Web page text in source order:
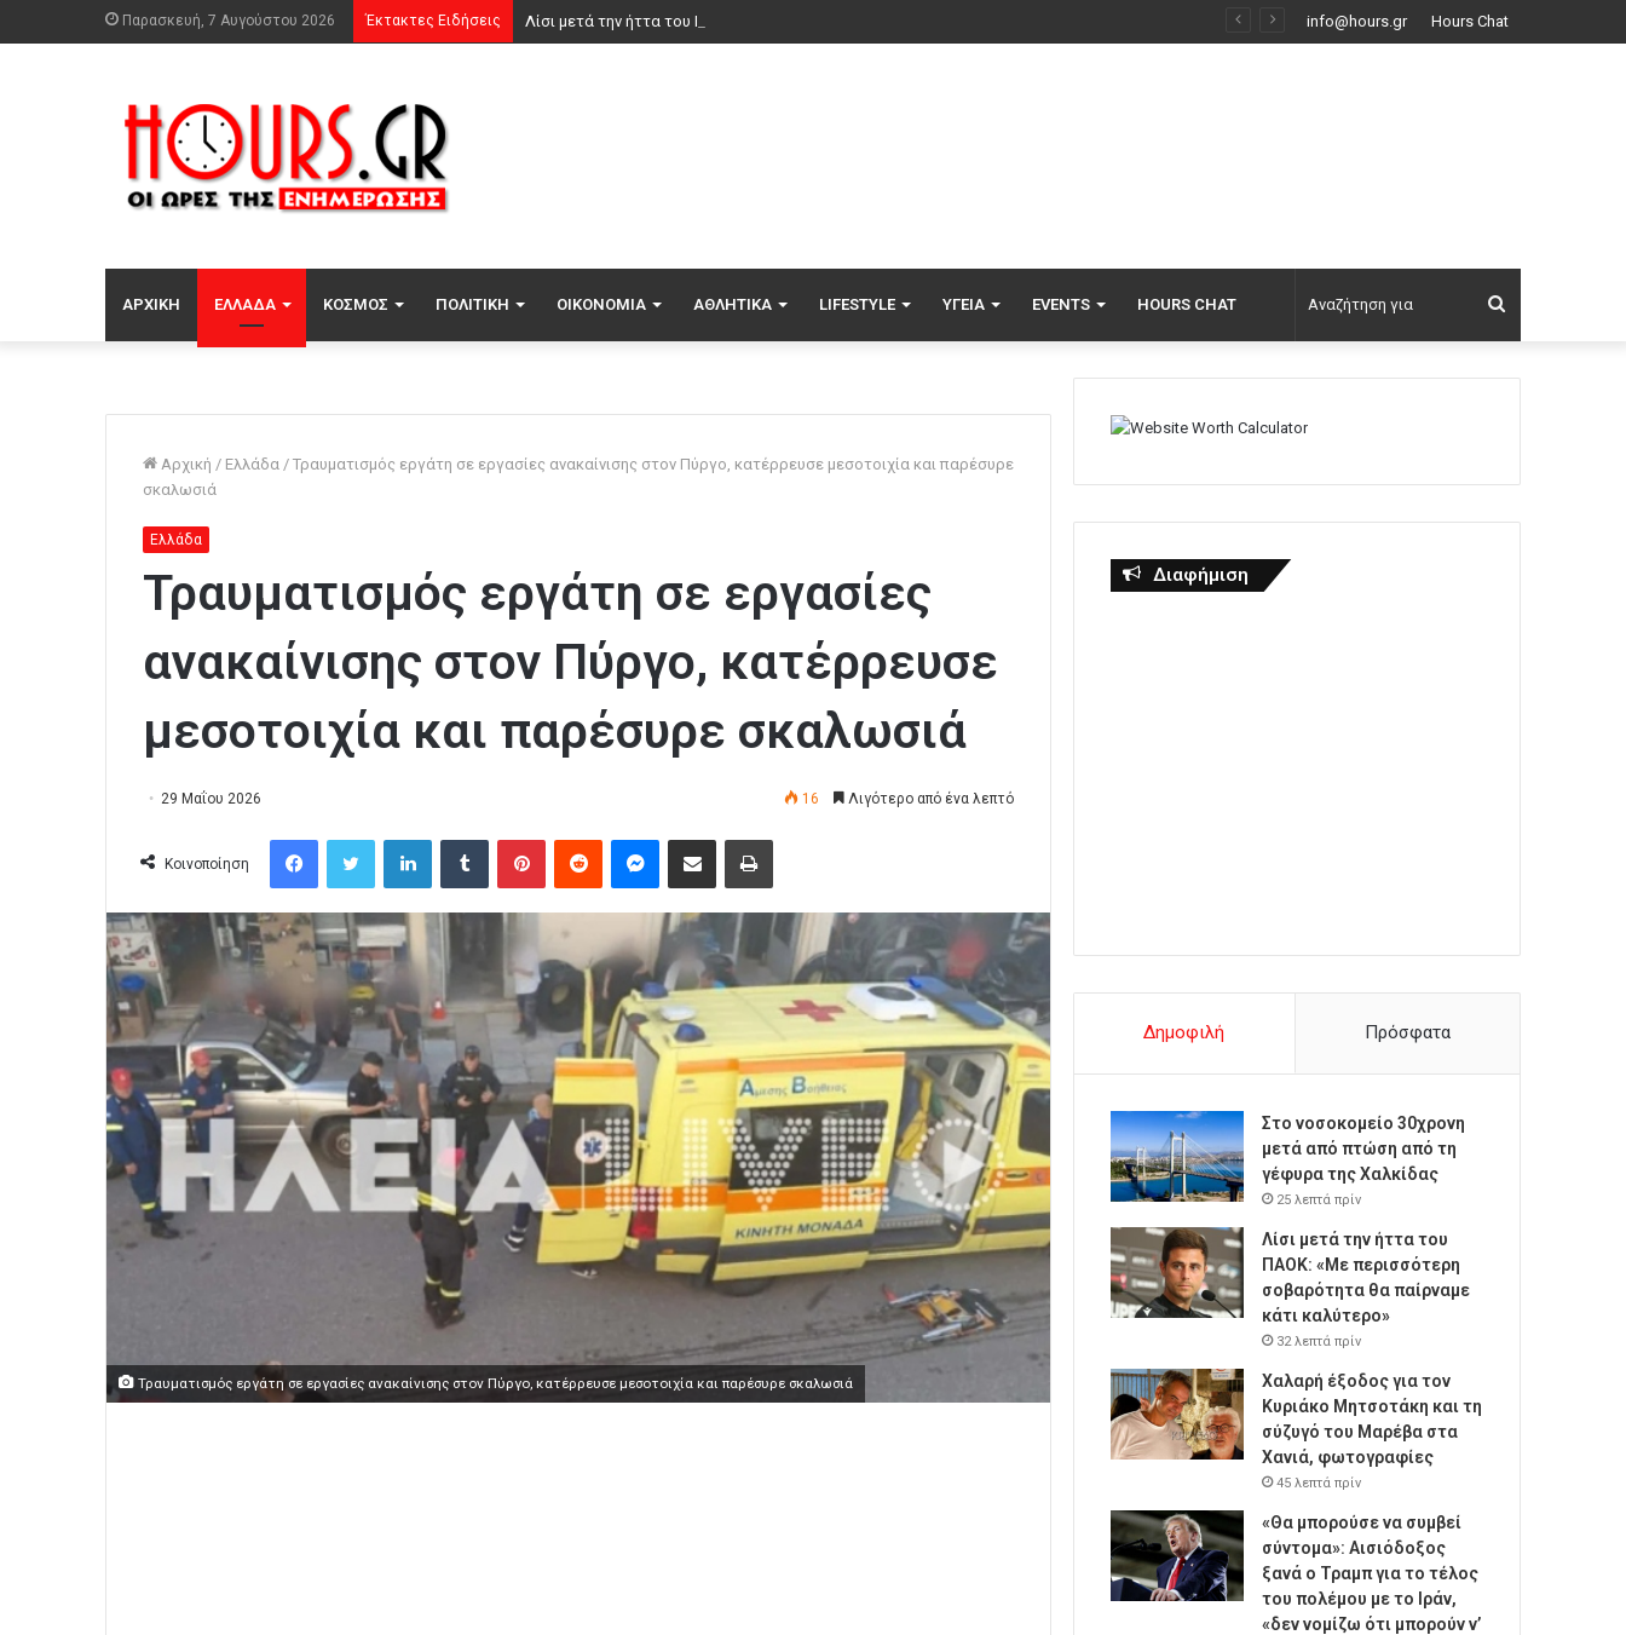
Παρασκευή, 7 Αυγούστου 2026 Έκτακτες Ειδήσεις Λίσι μετά την ήττα του ΠΑΟΚ: «Με περισσότερη σοβαρότητα θα παίρναμε κάτι καλύτερο» info@hours.gr Hours Chat
ΑΡΧΙΚΉ ΕΛΛΆΔΑ ΚΌΣΜΟΣ ΠΟΛΙΤΙΚΉ ΟΙΚΟΝΟΜΊΑ ΑΘΛΗΤΙΚΆ LIFESTYLE ΥΓΕΊΑ EVENTS HOURS CHAT
για
Αρχική / Ελλάδα / Τραυματισμός εργάτη σε εργασίες ανακαίνισης στον Πύργο, κατέρρευσε μεσοτοιχία και παρέσυρε
σκαλωσιά
Ελλάδα
Τραυματισμός εργάτη σε εργασίες
ανακαίνισης στον Πύργο, κατέρρευσε
μεσοτοιχία και παρέσυρε σκαλωσιά
29 Μαΐου 2026 16 Λιγότερο από ένα λεπτό
Κοινοποίηση
Τραυματισμός εργάτη σε εργασίες ανακαίνισης στον Πύργο, κατέρρευσε μεσοτοιχία και παρέσυρε σκαλωσιά
Διαφήμιση
Δημοφιλή Πρόσφατα
Στο νοσοκομείο 30χρονη
μετά από πτώση από τη
γέφυρα της Χαλκίδας
25 λεπτά πρίν
Λίσι μετά την ήττα του
ΠΑΟΚ: «Με περισσότερη
σοβαρότητα θα παίρναμε
κάτι καλύτερο»
32 λεπτά πρίν
Χαλαρή έξοδος για τον
Κυριάκο Μητσοτάκη και τη
σύζυγό του Μαρέβα στα
Χανιά, φωτογραφίες
45 λεπτά πρίν
«Θα μπορούσε να συμβεί
σύντομα»: Αισιόδοξος
ξανά ο Τραμπ για το τέλος
του πολέμου με το Ιράν,
«δεν νομίζω ότι μπορούν ν’